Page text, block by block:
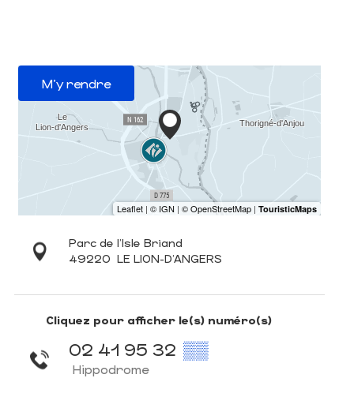
M'y rendre
Parc de l'Isle Briand
49220 LE LION-D'ANGERS
Cliquez pour afficher le(s) numéro(s)
02 41 95 32 ▒▒
Hippodrome